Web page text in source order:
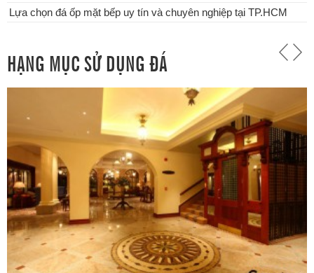
Lựa chọn đá ốp mặt bếp uy tín và chuyên nghiệp tại TP.HCM
HẠNG MỤC SỬ DỤNG ĐÁ
Chuyên thi công đá ốp bậc tam cấp các công trình tại TPHCM